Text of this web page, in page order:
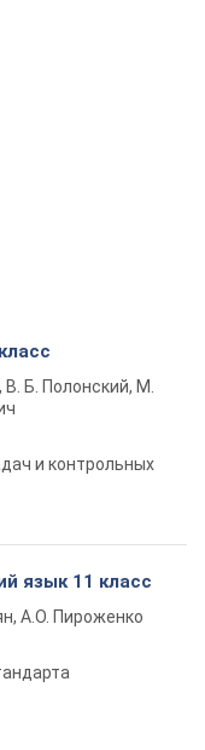
В. Б. Полонский, М.
и контрольных
язык 11 класс
А.О. Пироженко